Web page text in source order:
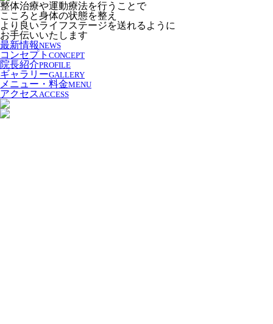
整体治療や運動療法を行うことで
こころと身体の状態を整え
より良いライフステージを送れるように
お手伝いいたします
最新情報NEWS
コンセプト CONCEPT
院長紹介PROFILE
ギャラリーGALLERY
メニュー・料金MENU
アクセスACCESS